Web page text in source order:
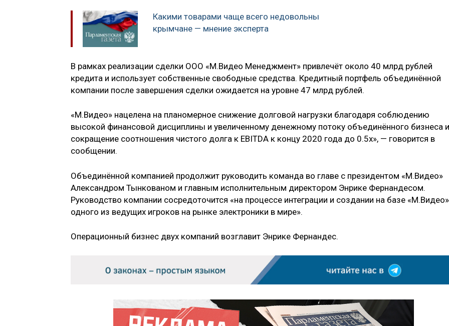
Какими товарами чаще всего недовольны
крымчане — мнение эксперта
В рамках реализации сделки ООО «М.Видео Менеджмент» привлечёт около 40 млрд рублей
кредита и использует собственные свободные средства. Кредитный портфель объединённой
компании после завершения сделки ожидается на уровне 47 млрд рублей.
«М.Видео» нацелена на планомерное снижение долговой нагрузки благодаря соблюдению
высокой финансовой дисциплины и увеличенному денежному потоку объединённого бизнеса и
сокращение соотношения чистого долга к EBITDA к концу 2020 года до 0.5х», — говорится в
сообщении.
Объединённой компанией продолжит руководить команда во главе с президентом «М.Видео»
Александром Тынкованом и главным исполнительным директором Энрике Фернандесом.
Руководство компании сосредоточится «на процессе интеграции и создании на базе «М.Видео»
одного из ведущих игроков на рынке электроники в мире».
Операционный бизнес двух компаний возглавит Энрике Фернандес.